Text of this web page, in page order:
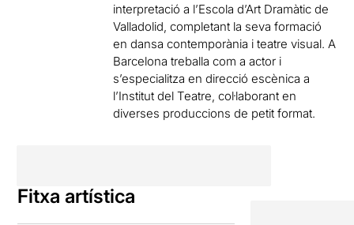
interpretació a l’Escola d’Art Dramàtic de
Valladolid, completant la seva formació
en dansa contemporània i teatre visual. A
Barcelona treballa com a actor i
s’especialitza en direcció escènica a
l’Institut del Teatre, col·laborant en
diverses produccions de petit format.
Fitxa artística